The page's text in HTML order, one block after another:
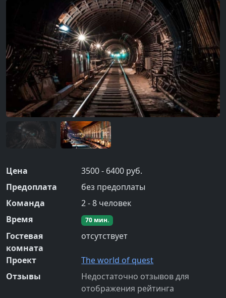
Цена
3500 - 6400 руб.
Предоплата
без предоплаты
Команда
2-8 человек
Время
70 мин.
Гостевая
комната
отсутствует
Проект
The world of quest
Отзывы
Недостаточно отзывов для
отображения рейтинга